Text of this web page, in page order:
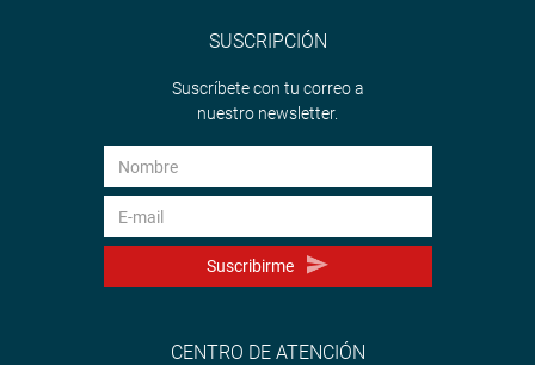
SUSCRIPCIÓN
Suscríbete con tu correo a
nuestro newsletter.
Suscribirme
CENTRO DE ATENCIÓN